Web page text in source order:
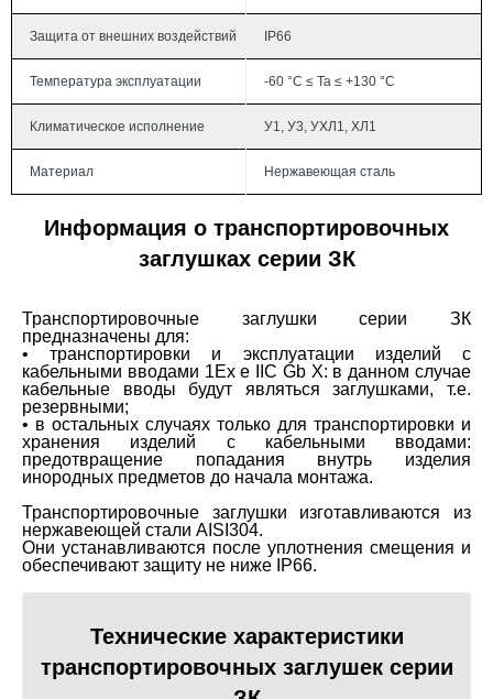
Защита от внешних воздействий IP66
Температура эксплуатации -60 °C ≤ Ta ≤ +130 °C
Климатическое исполнение У1, У3, УХЛ1, ХЛ1
Материал Нержавеющая сталь
Информация о транспортировочных
заглушках серии ЗК
Транспортировочные заглушки серии ЗК
предназначены для:
• транспортировки и эксплуатации изделий с
кабельными вводами 1Ex e IIС Gb Х: в данном случае
кабельные вводы будут являться заглушками, т.е.
резервными;
• в остальных случаях только для транспортировки и
хранения изделий с кабельными вводами:
предотвращение попадания внутрь изделия
инородных предметов до начала монтажа.
Транспортировочные заглушки изготавливаются из
нержавеющей стали AISI304.
Они устанавливаются после уплотнения смещения и
обеспечивают защиту не ниже IP66.
Технические характеристики
транспортировочных заглушек серии